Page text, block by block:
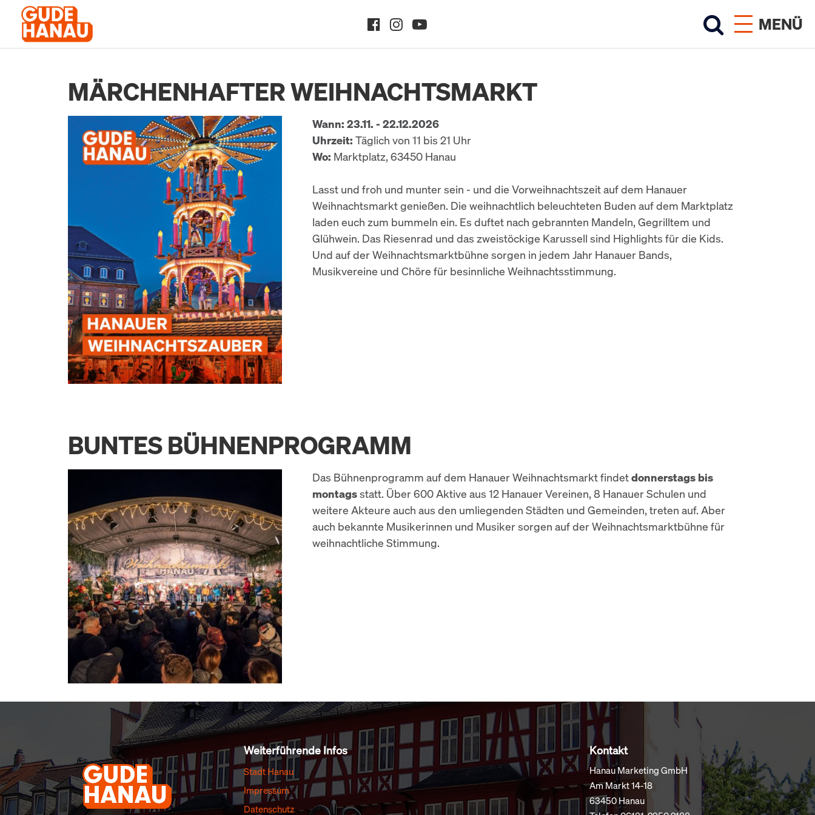
MENÜ
MÄRCHENHAFTER WEIHNACHTSMARKT
Wann: 23.11. - 22.12.2026
Uhrzeit: Täglich von 11 bis 21 Uhr
Wo: Marktplatz, 63450 Hanau
Lasst und froh und munter sein - und die Vorweihnachtszeit auf dem Hanauer
Weihnachtsmarkt genießen. Die weihnachtlich beleuchteten Buden auf dem Marktplatz
laden euch zum bummeln ein. Es duftet nach gebrannten Mandeln, Gegrilltem und
Glühwein. Das Riesenrad und das zweistöckige Karussell sind Highlights für die Kids.
Und auf der Weihnachtsmarktbühne sorgen in jedem Jahr Hanauer Bands,
Musikvereine und Chöre für besinnliche Weihnachtsstimmung.
BUNTES BÜHNENPROGRAMM
Das Bühnenprogramm auf dem Hanauer Weihnachtsmarkt findetdonnerstags bis
montagsstatt. Über 600 Aktive aus 12 Hanauer Vereinen, 8 Hanauer Schulen und
weitere Akteure auch aus den umliegenden Städten und Gemeinden, treten auf. Aber
auch bekannte Musikerinnen und Musiker sorgen auf der Weihnachtsmarktbühne für
weihnachtliche Stimmung.
Weiterführende Infos
Stadt Hanau
Impressum
Datenschutz
Kontakt
Hanau Marketing GmbH
Am Markt 14-18
63450 Hanau